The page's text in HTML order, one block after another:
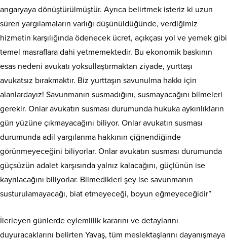
angaryaya dönüştürülmüştür. Ayrıca belirtmek isteriz ki uzun
süren yargılamaların varlığı düşünüldüğünde, verdiğimiz
hizmetin karşılığında ödenecek ücret, açıkçası yol ve yemek gibi
temel masraflara dahi yetmemektedir. Bu ekonomik baskının
esas nedeni avukatı yoksullaştırmaktan ziyade, yurttaşı
avukatsız bırakmaktır. Biz yurttaşın savunulma hakkı için
alanlardayız! Savunmanın susmadığını, susmayacağını bilmeleri
gerekir. Onlar avukatın susması durumunda hukuka aykırılıkların
gün yüzüne çıkmayacağını biliyor. Onlar avukatın susması
durumunda adil yargılanma hakkının çiğnendiğinde
görünmeyeceğini biliyorlar. Onlar avukatın susması durumunda
güçsüzün adalet karşısında yalnız kalacağını, güçlünün ise
kayrılacağını biliyorlar. Bilmedikleri şey ise savunmanın
susturulamayacağı, biat etmeyeceği, boyun eğmeyeceğidir”
İlerleyen günlerde eylemlilik kararını ve detaylarını
duyuracaklarını belirten Yavaş, tüm meslektaşlarını dayanışmaya